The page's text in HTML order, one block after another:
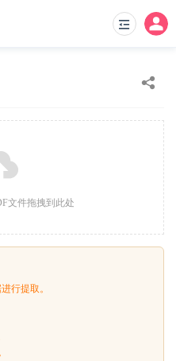
文件拖拽到此处
行提取。